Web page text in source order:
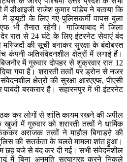
डीआइजी राजेश कुमार पांडेय ने बताया कि
ड्यूटी के लिए गए पुलिसकर्मी वापस बुला
भी तैनात रहेगी। गाजियाबाद में जिला
रात से 24 घंटे के लिए इंटरनेट सेवाएं बंद
की सूची बनाकर सुरक्षा के बंदोबस्त
कंपनी अतिसंवेदनशील क्षेत्रों में लगाई हैं।
में गुरुवार दोपहर से शुक्रवार रात 12
गया है। शरारती तत्वों पर ड्रोन से नजर
क्षेत्रों की सुरक्षा आरएएफ, पीएसी
बरकरार है। सहारनपुर में भी इंटरनेट
कर लोगों से शांति कायम रखने की अपील
में गुरुवार को शरारती तत्वों ने धार्मिक
अराजक तत्वों ने माहौल बिगाडऩे की
की सतर्कता के चलते मामला शांत हुआ।
छह बजे से बंद कर दी गई। सभी संवेदनशील
में बिना अनुमति सत्याग्रह करने निकले